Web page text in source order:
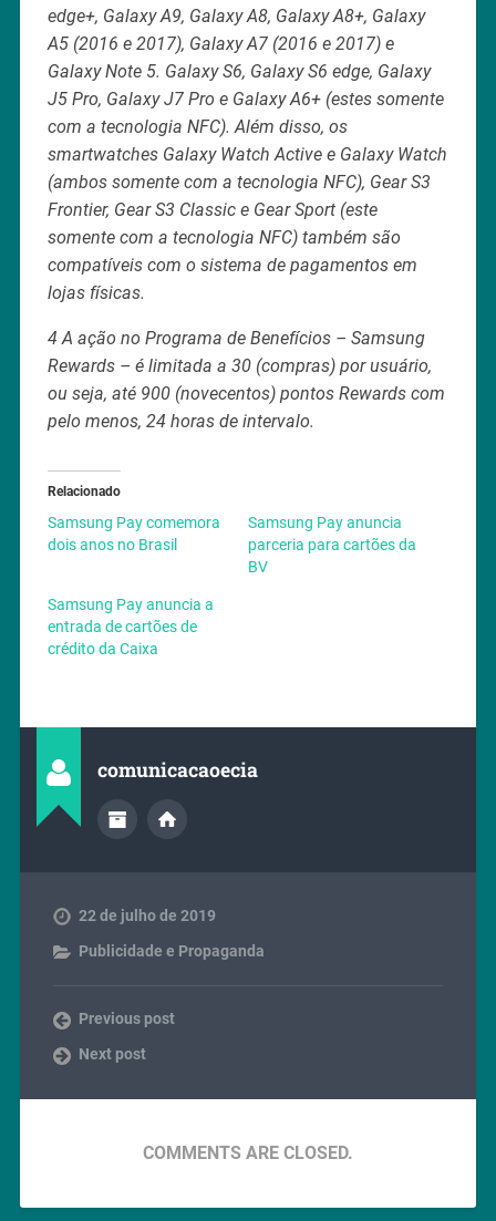
edge+, Galaxy A9, Galaxy A8, Galaxy A8+, Galaxy
A5 (2016 e 2017), Galaxy A7 (2016 e 2017) e
Galaxy Note 5. Galaxy S6, Galaxy S6 edge, Galaxy
J5 Pro, Galaxy J7 Pro e Galaxy A6+ (estes somente
com a tecnologia NFC). Além disso, os
smartwatches Galaxy Watch Active e Galaxy Watch
(ambos somente com a tecnologia NFC), Gear S3
Frontier, Gear S3 Classic e Gear Sport (este
somente com a tecnologia NFC) também são
compatíveis com o sistema de pagamentos em
lojas físicas.
4 A ação no Programa de Benefícios – Samsung
Rewards – é limitada a 30 (compras) por usuário,
ou seja, até 900 (novecentos) pontos Rewards com
pelo menos, 24 horas de intervalo.
Relacionado
Samsung Pay comemora
dois anos no Brasil
Samsung Pay anuncia
parceria para cartões da
BV
Samsung Pay anuncia a
entrada de cartões de
crédito da Caixa
comunicacaoecia
22 de julho de 2019
Publicidade e Propaganda
Previous post
Next post
COMMENTS ARE CLOSED.